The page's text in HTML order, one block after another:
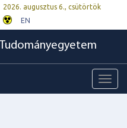
2026. augusztus 6., csütörtök
EN